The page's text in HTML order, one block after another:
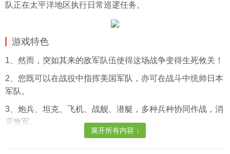
队正在太平洋地区执行日常巡逻任务。
游戏特色
1、然而，突如其来的敌军队伍使得这场战争变得生死攸关！
2、您既可以在战役中指挥美国军队，亦可在战斗中统帅日本
军队。
3、炮兵、坦克、飞机、战舰、潜艇，多种兵种协同作战，消
灭敌军。
展开所有内容 ↓